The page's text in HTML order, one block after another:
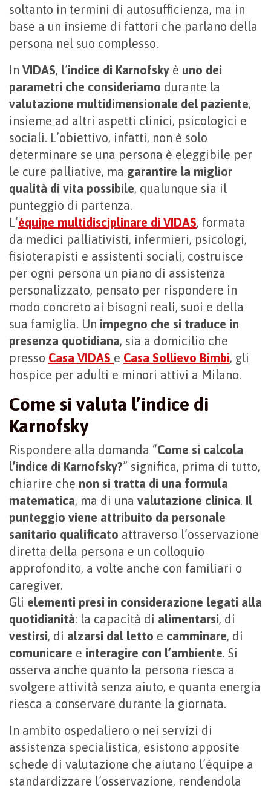
soltanto in termini di autosufficienza, ma in
base a un insieme di fattori che parlano della
persona nel suo complesso.
In VIDAS, l’indice di Karnofsky è uno dei
parametri che consideriamo durante la
valutazione multidimensionale del paziente,
insieme ad altri aspetti clinici, psicologici e
sociali. L’obiettivo, infatti, non è solo
determinare se una persona è eleggibile per
le cure palliative, ma garantire la miglior
qualità di vita possibile, qualunque sia il
punteggio di partenza.
L’équipe multidisciplinare di VIDAS, formata
da medici palliativisti, infermieri, psicologi,
fisioterapisti e assistenti sociali, costruisce
per ogni persona un piano di assistenza
personalizzato, pensato per rispondere in
modo concreto ai bisogni reali, suoi e della
sua famiglia. Un impegno che si traduce in
presenza quotidiana, sia a domicilio che
presso Casa VIDAS e Casa Sollievo Bimbi, gli
hospice per adulti e minori attivi a Milano.
Come si valuta l’indice di
Karnofsky
Rispondere alla domanda “Come si calcola
l’indice di Karnofsky?” significa, prima di tutto,
chiarire che non si tratta di una formula
matematica, ma di una valutazione clinica. Il
punteggio viene attribuito da personale
sanitario qualificato attraverso l’osservazione
diretta della persona e un colloquio
approfondito, a volte anche con familiari o
caregiver.
Gli elementi presi in considerazione legati alla
quotidianità: la capacità di alimentarsi, di
vestirsi, di alzarsi dal letto e camminare, di
comunicare e interagire con l’ambiente. Si
osserva anche quanto la persona riesca a
svolgere attività senza aiuto, e quanta energia
riesca a conservare durante la giornata.
In ambito ospedaliero o nei servizi di
assistenza specialistica, esistono apposite
schede di valutazione che aiutano l’équipe a
standardizzare l’osservazione, rendendola